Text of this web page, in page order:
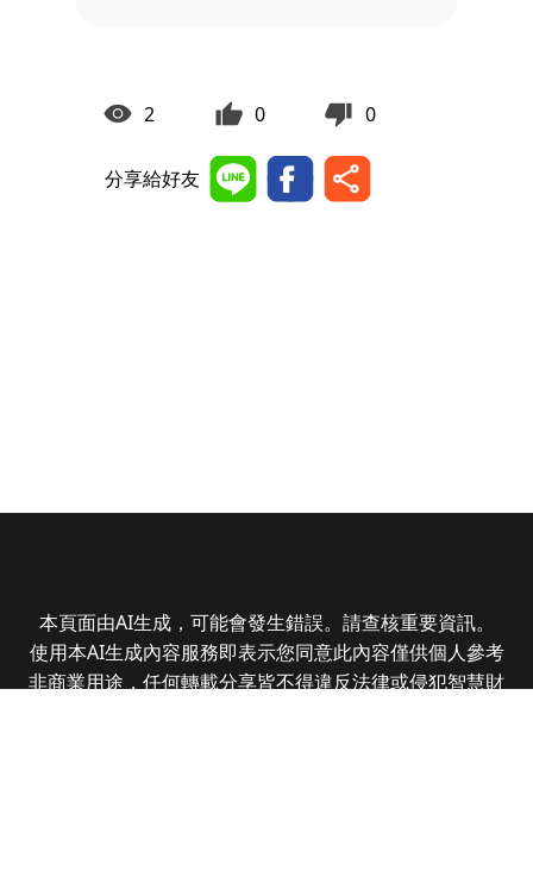
2 0 0
分享給好友
本頁面由AI生成，可能會發生錯誤。請查核重要資訊。
使用本AI生成內容服務即表示您同意此內容僅供個人參考
非商業用途，任何轉載分享皆不得違反法律或侵犯智慧財